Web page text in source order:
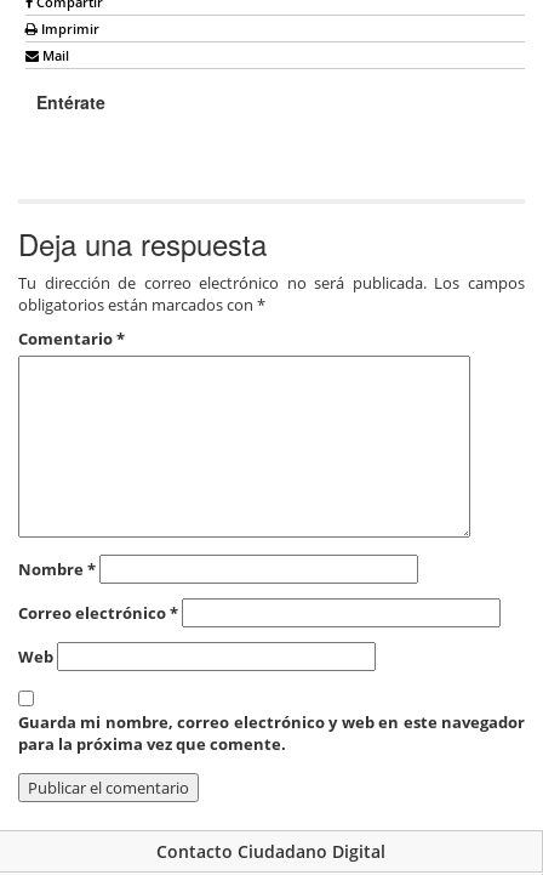
Imprimir
Mail
Entérate
Deja una respuesta
Tu dirección de correo electrónico no será publicada. Los campos
obligatorios están marcados con *
Comentario*
Nombre*
Correo electrónico*
Web
Guarda mi nombre, correo electrónico y web en este navegador
para la próxima vez que comente.
Contacto Ciudadano Digital